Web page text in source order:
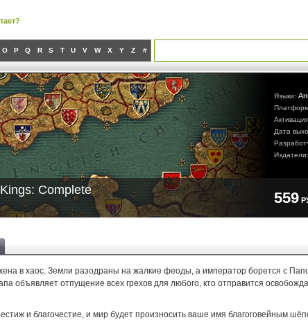
O P Q R S T U V W X Y Z #
Языки:
Дата
Издатели:
Complete 559
в хаос. Земли разодраны на жалкие феоды, а император борется с
объявляет отпущение всех грехов для любого, кто отправится
и благочестие, и мир будет произносить ваше имя благоговейным